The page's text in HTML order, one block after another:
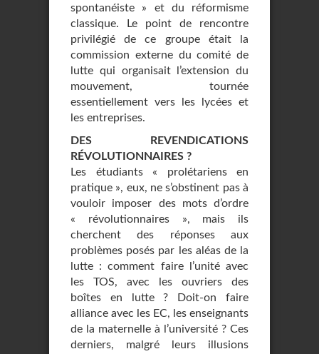
spontanéiste » et du réformisme
classique. Le point de rencontre
privilégié de ce groupe était la
commission externe du comité de
lutte qui organisait l’extension du
mouvement, tournée
essentiellement vers les lycées et
les entreprises.
DES REVENDICATIONS
RÉVOLUTIONNAIRES ?
Les étudiants « prolétariens en
pratique », eux, ne s’obstinent pas à
vouloir imposer des mots d’ordre
« révolutionnaires », mais ils
cherchent des réponses aux
problèmes posés par les aléas de la
lutte : comment faire l’unité avec
les TOS, avec les ouvriers des
boîtes en lutte ? Doit-on faire
alliance avec les EC, les enseignants
de la maternelle à l’université ? Ces
derniers, malgré leurs illusions